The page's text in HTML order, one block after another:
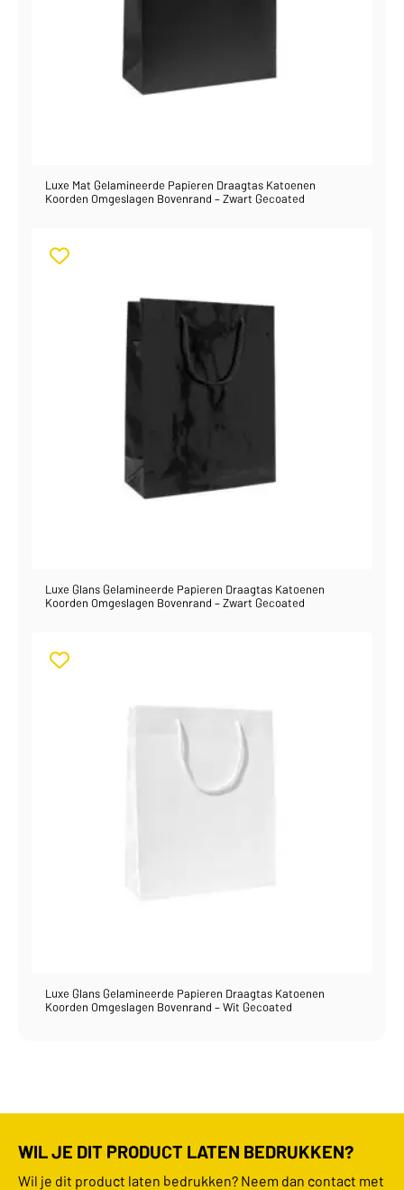
Luxe Mat Gelamineerde Papieren Draagtas Katoenen
Koorden Omgeslagen Bovenrand – Zwart Gecoated
Luxe Glans Gelamineerde Papieren Draagtas Katoenen
Koorden Omgeslagen Bovenrand – Zwart Gecoated
Luxe Glans Gelamineerde Papieren Draagtas Katoenen
Koorden Omgeslagen Bovenrand – Wit Gecoated
WIL JE DIT PRODUCT LATEN BEDRUKKEN?
Wil je dit product laten bedrukken? Neem dan contact met